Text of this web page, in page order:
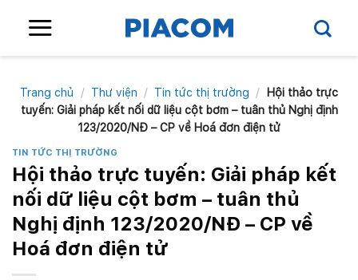
Trang chủ / Thư viện / Tin tức thị trường /
Hội thảo trực
tuyến: Giải pháp kết nối dữ liệu cột bơm – tuân thủ Nghị định
123/2020/NĐ – CP về Hoá đơn điện tử
TIN TỨC THỊ TRƯỜNG
Hội thảo trực tuyến: Giải pháp kết
nối dữ liệu cột bơm – tuân thủ
Nghị định 123/2020/NĐ – CP về
Hoá đơn điện tử